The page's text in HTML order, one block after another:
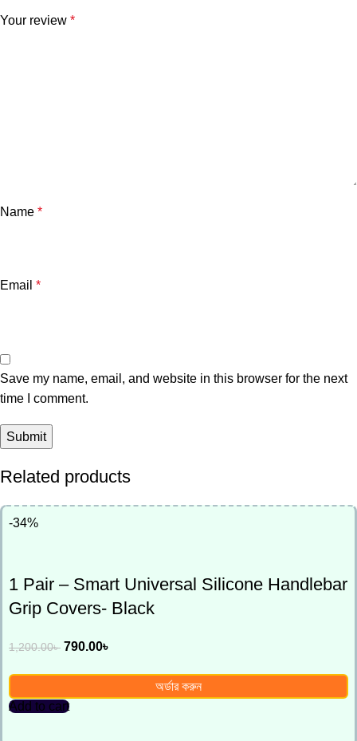
Your review *
Name *
Email *
Save my name, email, and website in this browser for the next
time I comment.
Related products
-34%
1 Pair – Smart Universal Silicone Handlebar
Grip Covers- Black
1,200.00৳ 790.00৳
Add to cart
অর্ডার করুন